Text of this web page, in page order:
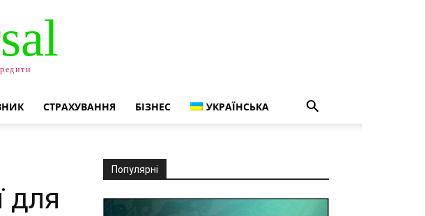
СТРАХУВАННЯ БІЗНЕС УКРАЇНСЬКА
для
Популярні